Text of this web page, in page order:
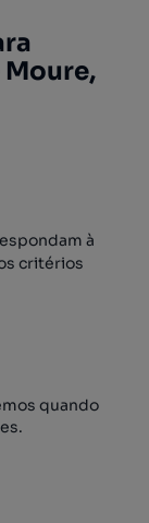
Moure,
à
critérios
quando